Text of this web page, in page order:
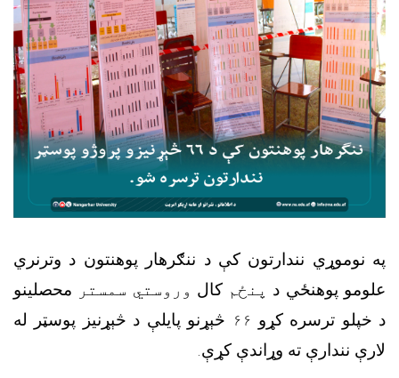
په نوموړي نندارتون کې د ننګرهار پوهنتون د وترنري
علومو پوهنځي د پنځم کال وروستي سمستر محصلینو
د خپلو ترسره کړو ۶۶ څېړنو پايلې د څېړنيز پوسټر له
لارې نندارې ته وړاندې کړې.